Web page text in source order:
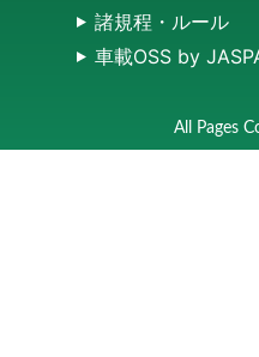
諸規程・ルール
車載OSS by
All Pages